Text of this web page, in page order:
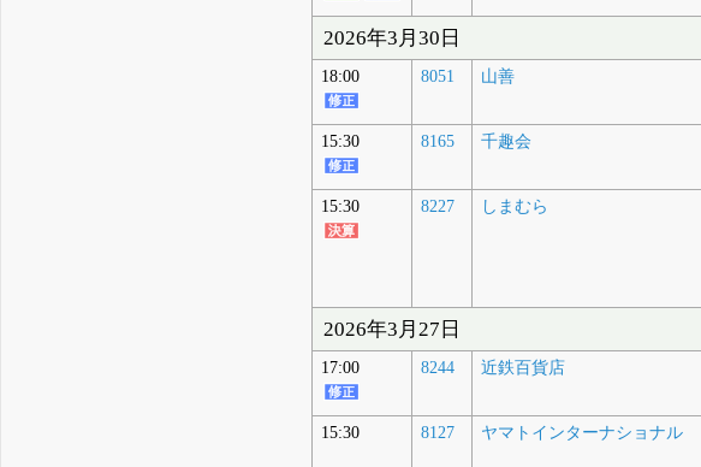
2026年3月30日
18:00 8051 山善
15:30 8165 千趣会
15:30 8227 しまむら
2026年3月27日
17:00 8244 近鉄百貨店
15:30 8127 ヤマトインターナショナル